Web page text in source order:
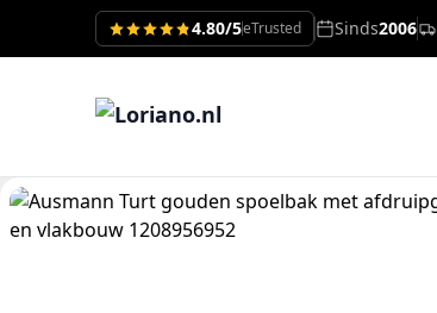
4.80/5eTrusted Sinds2006